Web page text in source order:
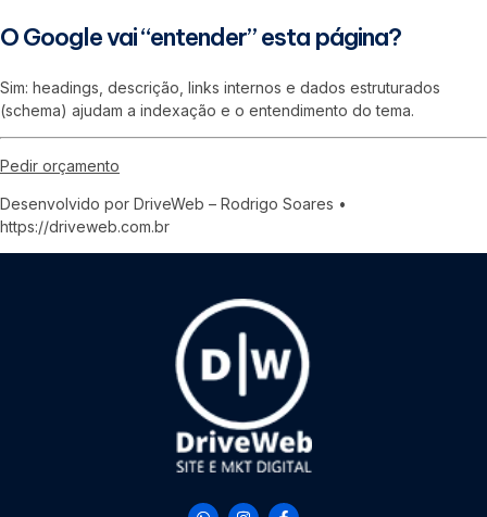
O Google vai “entender” esta página?
Sim: headings, descrição, links internos e dados estruturados
(schema) ajudam a indexação e o entendimento do tema.
Pedir orçamento
Desenvolvido por DriveWeb – Rodrigo Soares •
https://driveweb.com.br